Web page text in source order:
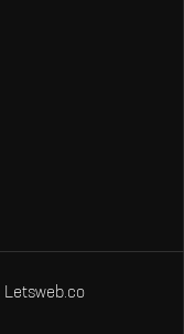
Letsweb.co